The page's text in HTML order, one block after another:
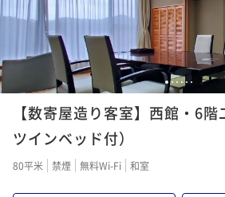
【料亭食】「国産天然鱧懐石」～夏
や鍋など様々な調理法でご賞味いた
二食付き 現地決済可 事前決済可
IN
ポイント即利
【お部屋食】「季節の京風創作懐石
んだんに使用した懐石です～
現地決済可
1 2345 6
【数寄屋造り客室】西館・6
ツインベッド付）
80平米 禁煙 無料Wi-Fi 和室